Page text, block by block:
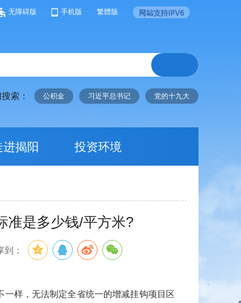
无障碍版 手机版 繁體版
索： 公积金 习近平总书记 党的十九大
进揭阳 投资环境
准是多少钱/平方米?
到：
样，无法制定全省统一的增减挂钩项目区